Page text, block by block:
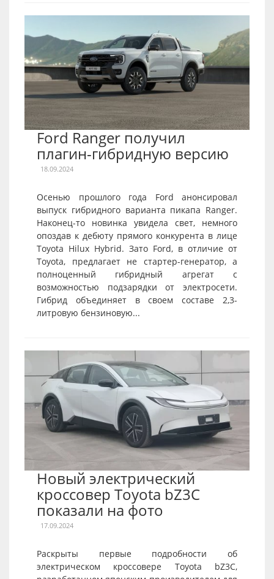
Ford Ranger получил
плагин-гибридную версию
18.09.2024
Осенью прошлого года Ford анонсировал
выпуск гибридного варианта пикапа Ranger.
Наконец-то новинка увидела свет, немного
опоздав к дебюту прямого конкурента в лице
Toyota Hilux Hybrid. Зато Ford, в отличие от
Toyota, предлагает не стартер-генератор, а
полноценный гибридный агрегат с
возможностью подзарядки от электросети.
Гибрид объединяет в своем составе 2,3-
литровую бензиновую...
Новый электрический
кроссовер Toyota bZ3C
показали на фото
17.09.2024
Раскрыты первые подробности об
электрическом кроссовере Toyota bZ3C,